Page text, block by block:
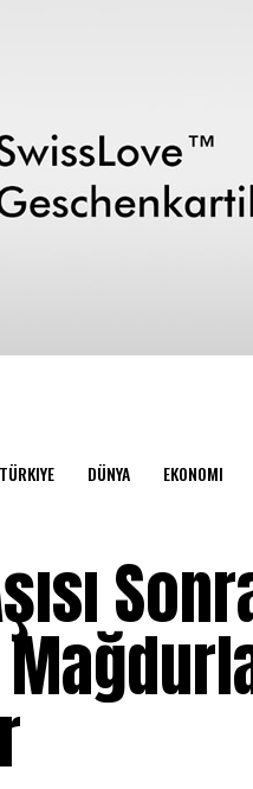
TÜRKIYE DÜNYA EKONOMI